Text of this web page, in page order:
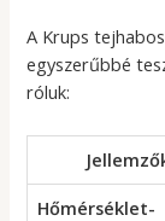
A Krups
egyszerűbbé
róluk:
Hőmérséklet-